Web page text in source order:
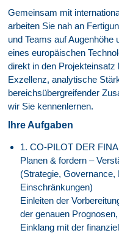
Gemeinsam mit
arbeiten Sie nah an
und Teams auf
eines europäischen
direkt in den Projekteinsatz
Exzellenz, analytische
bereichsübergreifender
wir Sie kennenlernen.
Ihre Aufgaben
1. CO-PILOT DER
Planen & fordern –
(Strategie, Governance,
Einschränkungen)
Einleiten der
der genauen
Einklang mit der